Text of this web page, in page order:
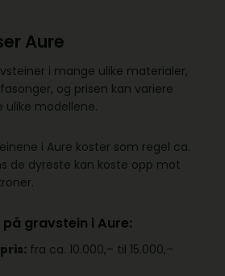
Aure
i mange ulike materialer,
og prisen kan variere
modellene.
i Aure koster som regel ca.
de dyreste kan koste opp mot
gravstein i Aure:
fra ca. 10.000,– til 15.000,–